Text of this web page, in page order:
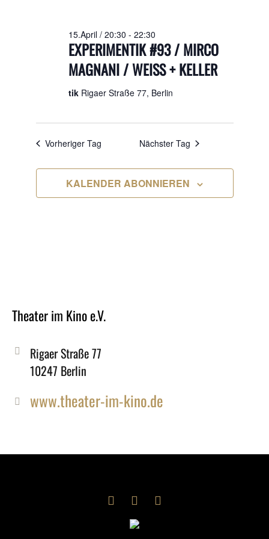
2026
EXPERIMENTIK #93 / MIRCO
MAGNANI / WEISS + KELLER
15.April / 20:30 - 22:30
tik Rigaer Straße 77, Berlin
Vorheriger Tag Nächster Tag
KALENDER ABONNIEREN
Theater im Kino e.V.
Rigaer Straße 77
10247 Berlin
www.theater-im-kino.de